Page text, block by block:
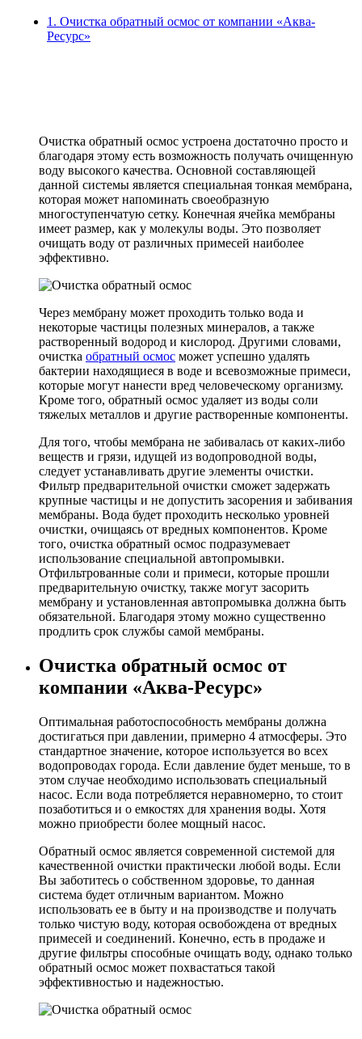
1. Очистка обратный осмос от компании «Аква-
Ресурс»
Очистка обратный осмос устроена достаточно просто и
благодаря этому есть возможность получать очищенную
воду высокого качества. Основной составляющей
данной системы является специальная тонкая мембрана,
которая может напоминать своеобразную
многоступенчатую сетку. Конечная ячейка мембраны
имеет размер, как у молекулы воды. Это позволяет
очищать воду от различных примесей наиболее
эффективно.
Через мембрану может проходить только вода и
некоторые частицы полезных минералов, а также
растворенный водород и кислород. Другими словами,
очистка обратный осмос может успешно удалять
бактерии находящиеся в воде и всевозможные примеси,
которые могут нанести вред человеческому организму.
Кроме того, обратный осмос удаляет из воды соли
тяжелых металлов и другие растворенные компоненты.
Для того, чтобы мембрана не забивалась от каких-либо
веществ и грязи, идущей из водопроводной воды,
следует устанавливать другие элементы очистки.
Фильтр предварительной очистки сможет задержать
крупные частицы и не допустить засорения и забивания
мембраны. Вода будет проходить несколько уровней
очистки, очищаясь от вредных компонентов. Кроме
того, очистка обратный осмос подразумевает
использование специальной автопромывки.
Отфильтрованные соли и примеси, которые прошли
предварительную очистку, также могут засорить
мембрану и установленная автопромывка должна быть
обязательной. Благодаря этому можно существенно
продлить срок службы самой мембраны.
Очистка обратный осмос от
компании «Аква-Ресурс»
Оптимальная работоспособность мембраны должна
достигаться при давлении, примерно 4 атмосферы. Это
стандартное значение, которое используется во всех
водопроводах города. Если давление будет меньше, то в
этом случае необходимо использовать специальный
насос. Если вода потребляется неравномерно, то стоит
позаботиться и о емкостях для хранения воды. Хотя
можно приобрести более мощный насос.
Обратный осмос является современной системой для
качественной очистки практически любой воды. Если
Вы заботитесь о собственном здоровье, то данная
система будет отличным вариантом. Можно
использовать ее в быту и на производстве и получать
только чистую воду, которая освобождена от вредных
примесей и соединений. Конечно, есть в продаже и
другие фильтры способные очищать воду, однако только
обратный осмос может похвастаться такой
эффективностью и надежностью.